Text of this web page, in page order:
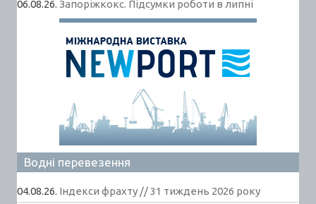
06.08.26. Запоріжкокс. Підсумки роботи в липні
Водні перевезення
04.08.26. Індекси фрахту // 31 тиждень 2026 року